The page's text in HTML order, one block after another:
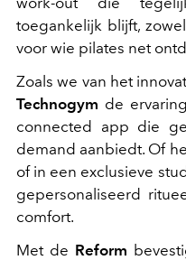
toegankelijk blijft,
voor wie pilates net
Zoals we van het
Technogym de
connected app die
demand aanbiedt. Of
of in een exclusieve
gepersonaliseerd
comfort.
Met de Reform